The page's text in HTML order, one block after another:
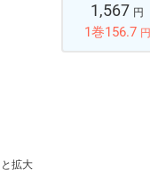
拡大
1,567 円
1巻156.7 円